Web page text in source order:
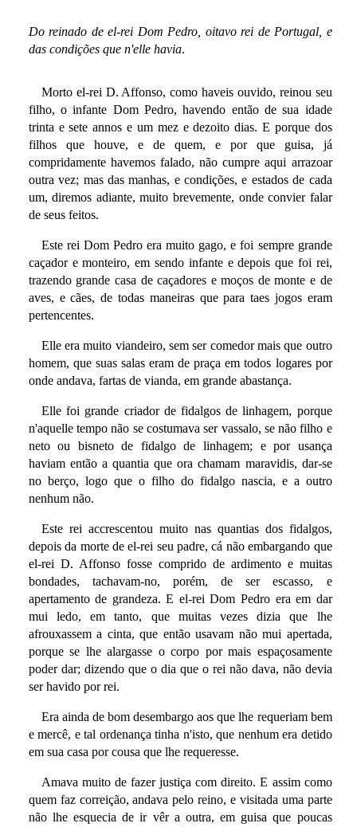
Do reinado de el-rei Dom Pedro, oitavo rei de Portugal, e
das condições que n'elle havia.
Morto el-rei D. Affonso, como haveis ouvido, reinou seu
filho, o infante Dom Pedro, havendo então de sua idade
trinta e sete annos e um mez e dezoito dias. E porque dos
filhos que houve, e de quem, e por que guisa, já
compridamente havemos falado, não cumpre aqui arrazoar
outra vez; mas das manhas, e condições, e estados de cada
um, diremos adiante, muito brevemente, onde convier falar
de seus feitos.
Este rei Dom Pedro era muito gago, e foi sempre grande
caçador e monteiro, em sendo infante e depois que foi rei,
trazendo grande casa de caçadores e moços de monte e de
aves, e cães, de todas maneiras que para taes jogos eram
pertencentes.
Elle era muito viandeiro, sem ser comedor mais que outro
homem, que suas salas eram de praça em todos logares por
onde andava, fartas de vianda, em grande abastança.
Elle foi grande criador de fidalgos de linhagem, porque
n'aquelle tempo não se costumava ser vassalo, se não filho e
neto ou bisneto de fidalgo de linhagem; e por usança
haviam então a quantia que ora chamam maravidis, dar-se
no berço, logo que o filho do fidalgo nascia, e a outro
nenhum não.
Este rei accrescentou muito nas quantias dos fidalgos,
depois da morte de el-rei seu padre, cá não embargando que
el-rei D. Affonso fosse comprido de ardimento e muitas
bondades, tachavam-no, porém, de ser escasso, e
apertamento de grandeza. E el-rei Dom Pedro era em dar
mui ledo, em tanto, que muitas vezes dizia que lhe
afrouxassem a cinta, que então usavam não mui apertada,
porque se lhe alargasse o corpo por mais espaçosamente
poder dar; dizendo que o dia que o rei não dava, não devia
ser havido por rei.
Era ainda de bom desembargo aos que lhe requeriam bem
e mercê, e tal ordenança tinha n'isto, que nenhum era detido
em sua casa por cousa que lhe requeresse.
Amava muito de fazer justiça com direito. E assim como
quem faz correição, andava pelo reino, e visitada uma parte
não lhe esquecia de ir vêr a outra, em guisa que poucas